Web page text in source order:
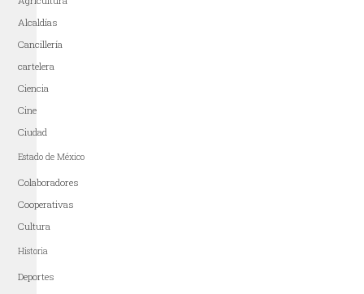
Alcaldías
Cancillería
cartelera
Ciencia
Cine
Ciudad
Estado de México
Colaboradores
Cooperativas
Cultura
Historia
Deportes